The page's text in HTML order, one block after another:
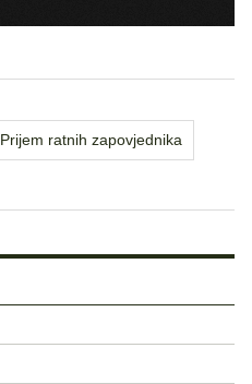
Prijem ratnih zapovjednika